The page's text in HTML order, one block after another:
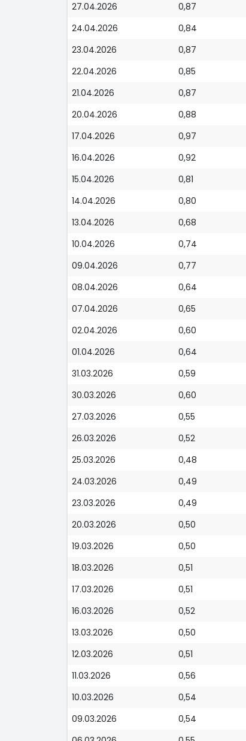
27.04.2026
0,87
24.04.2026
0,84
23.04.2026
0,87
22.04.2026
0,85
21.04.2026
0,87
20.04.2026
0,88
17.04.2026
0,97
16.04.2026
0,92
15.04.2026
0,81
14.04.2026
0,80
13.04.2026
0,68
10.04.2026
0,74
09.04.2026
0,77
08.04.2026
0,64
07.04.2026
0,65
02.04.2026
0,60
01.04.2026
0,64
31.03.2026
0,59
30.03.2026
0,60
27.03.2026
0,55
26.03.2026
0,52
25.03.2026
0,48
24.03.2026
0,49
23.03.2026
0,49
20.03.2026
0,50
19.03.2026
0,50
18.03.2026
0,51
17.03.2026
0,51
16.03.2026
0,52
13.03.2026
0,50
12.03.2026
0,51
11.03.2026
0,56
10.03.2026
0,54
09.03.2026
0,54